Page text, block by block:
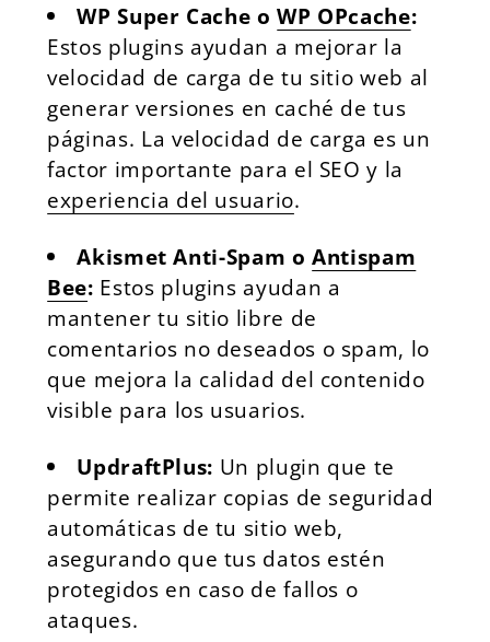
WP Super Cache oWP OPcache:
Estos plugins ayudan a mejorar la
velocidad de carga de tu sitio web al
generar versiones en caché de tus
páginas. La velocidad de carga es un
factor importante para el SEO y la
experiencia del usuario.
Akismet Anti-Spam oAntispam
Bee: Estos plugins ayudan a
mantener tu sitio libre de
comentarios no deseados o spam, lo
que mejora la calidad del contenido
visible para los usuarios.
UpdraftPlus: Un plugin que te
permite realizar copias de seguridad
automáticas de tu sitio web,
asegurando que tus datos estén
protegidos en caso de fallos o
ataques.